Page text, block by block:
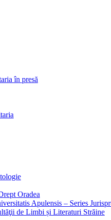
în presă
Oradea
Apulensis – Series
de Limbi și Literaturi Străine